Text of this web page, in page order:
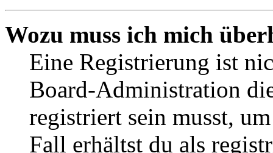
Wozu muss ich mich
Eine Registrierung ist
Board-Administration
registriert sein musst,
Fall erhältst du als